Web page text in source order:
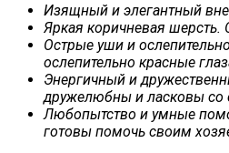
Изящный и элегантный
Яркая коричневая шерсть.
Острые уши и
ослепительно красные
Энергичный и
дружелюбны и ласковы со
Любопытство и умные
готовы помочь своим